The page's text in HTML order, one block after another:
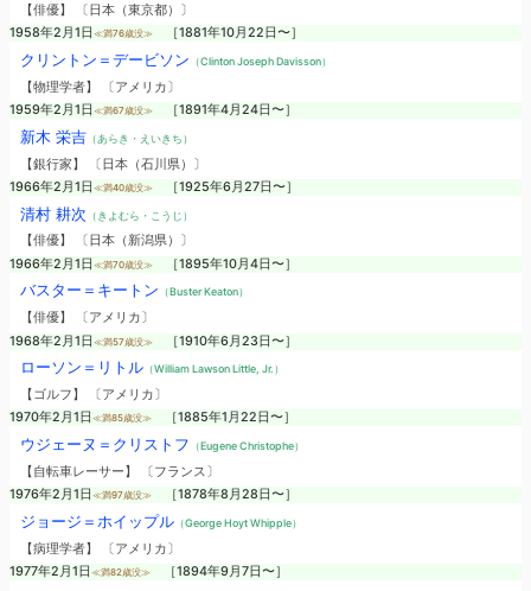
【俳優】 〔日本（東京都）〕
1958年2月1日 ≪満76歳没≫ ［1881年10月22日〜］
クリントン＝デービソン （Clinton Joseph Davisson）
【物理学者】 〔アメリカ〕
1959年2月1日 ≪満67歳没≫ ［1891年4月24日〜］
新木 栄吉（あらき・えいきち）
【銀行家】 〔日本（石川県）〕
1966年2月1日 ≪満40歳没≫ ［1925年6月27日〜］
清村 耕次 （きよむら・こうじ）
【俳優】 〔日本（新潟県）〕
1966年2月1日 ≪満70歳没≫ ［1895年10月4日〜］
バスター＝キートン （Buster Keaton）
【俳優】 〔アメリカ〕
1968年2月1日 ≪満57歳没≫ ［1910年6月23日〜］
ローソン＝リトル（William Lawson Little, Jr.）
【ゴルフ】 〔アメリカ〕
1970年2月1日 ≪満85歳没≫ ［1885年1月22日〜］
ウジェーヌ＝クリストフ （Eugene Christophe）
【自転車レーサー】 〔フランス〕
1976年2月1日 ≪満97歳没≫ ［1878年8月28日〜］
ジョージ＝ホイップル（George Hoyt Whipple）
【病理学者】 〔アメリカ〕
1977年2月1日 ≪満82歳没≫ ［1894年9月7日〜］